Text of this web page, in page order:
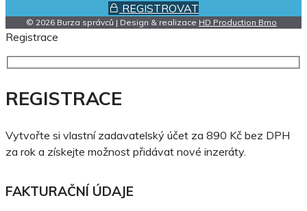
REGISTROVAT
© 2026 Burza správců | Design & realizace HD Production Brno
Registrace
REGISTRACE
Vytvořte si vlastní zadavatelský účet za 890 Kč bez DPH
za rok a získejte možnost přidávat nové inzeráty.
FAKTURAČNÍ ÚDAJE